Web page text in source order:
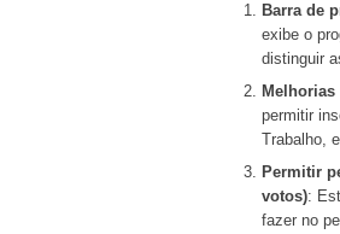
Barra de
exibe o
distinguir
permitir
Trabalho,
Permitir
votos):
fazer no